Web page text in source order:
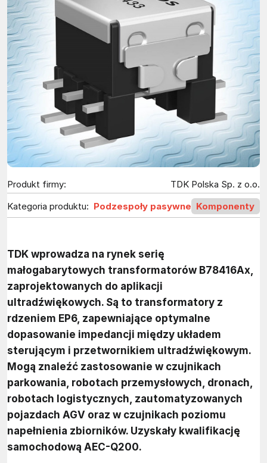
Produkt firmy:
TDK Polska Sp. z o.o.
Kategoria produktu: Podzespoły pasywne Komponenty
TDK wprowadza na rynek serię
małogabarytowych transformatorów B78416Ax,
zaprojektowanych do aplikacji
ultradźwiękowych. Są to transformatory z
rdzeniem EP6, zapewniające optymalne
dopasowanie impedancji między układem
sterującym i przetwornikiem ultradźwiękowym.
Mogą znaleźć zastosowanie w czujnikach
parkowania, robotach przemysłowych, dronach,
robotach logistycznych, zautomatyzowanych
pojazdach AGV oraz w czujnikach poziomu
napełnienia zbiorników. Uzyskały kwalifikację
samochodową AEC-Q200.